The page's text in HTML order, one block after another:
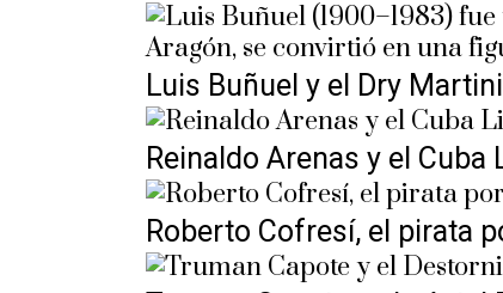
Luis Buñuel y el Dry
Reinaldo Arenas y el
Roberto Cofresí, el pirata